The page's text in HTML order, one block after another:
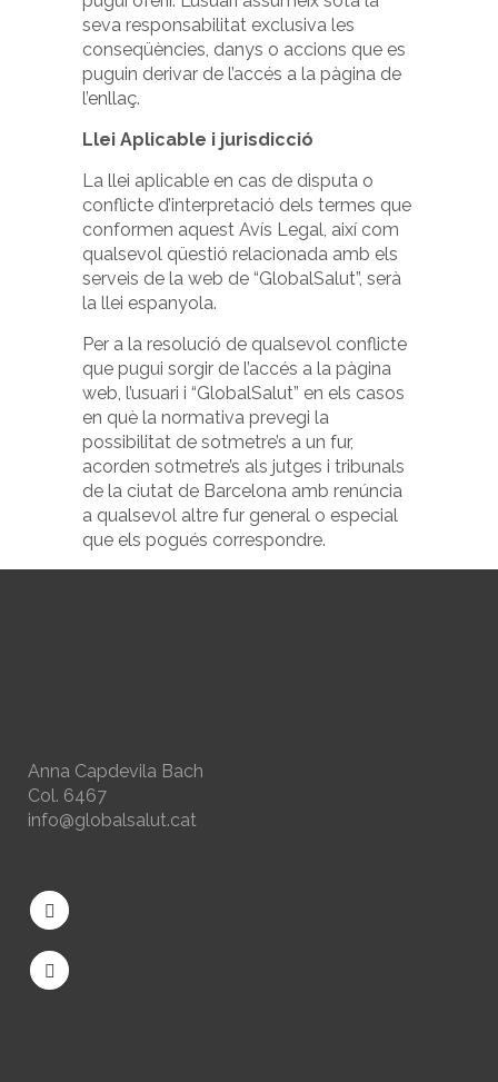
seva responsabilitat exclusiva les
conseqüències, danys o accions que es
puguin derivar de l’accés a la pàgina de
l’enllaç.
Llei Aplicable i jurisdicció
La llei aplicable en cas de disputa o
conflicte d’interpretació dels termes que
conformen aquest Avís Legal, així com
qualsevol qüestió relacionada amb els
serveis de la web de “GlobalSalut”, serà
la llei espanyola.
Per a la resolució de qualsevol conflicte
que pugui sorgir de l’accés a la pàgina
web, l’usuari i “GlobalSalut” en els casos
en què la normativa prevegi la
possibilitat de sotmetre’s a un fur,
acorden sotmetre’s als jutges i tribunals
de la ciutat de Barcelona amb renúncia
a qualsevol altre fur general o especial
que els pogués correspondre.
Anna Capdevila Bach
Col. 6467
info@globalsalut.cat